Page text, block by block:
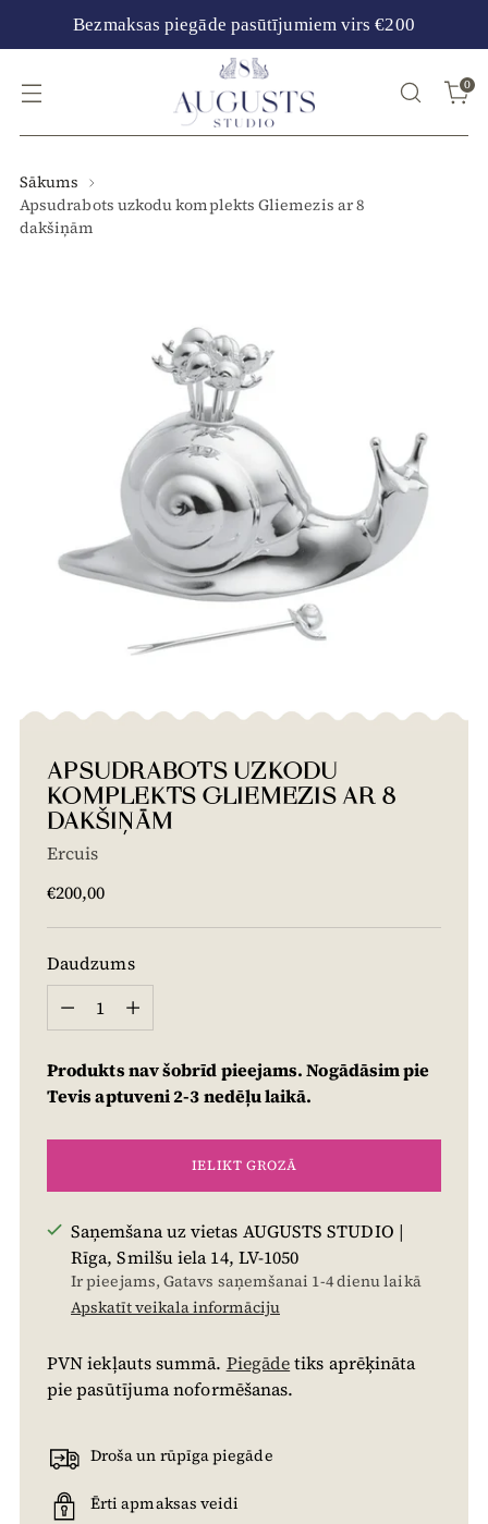
Bezmaksas piegāde pasūtījumiem virs €200
0
Sākums
Apsudrabots uzkodu komplekts Gliemezis ar 8
dakšiņām
APSUDRABOTS UZKODU
KOMPLEKTS GLIEMEZIS AR 8
DAKŠIŅĀM
Ercuis
Cena
€200,00
Daudzums
Daudzums
Produkts nav šobrīd pieejams. Nogādāsim pie
Tevis aptuveni 2-3 nedēļu laikā.
IELIKT GROZĀ
Saņemšana uz vietas AUGUSTS STUDIO |
Rīga, Smilšu iela 14, LV-1050
Ir pieejams, Gatavs saņemšanai 1-4 dienu laikā
Apskatīt veikala informāciju
PVN iekļauts summā. Piegādetiks aprēķināta
pie pasūtījuma noformēšanas.
Droša un rūpīga piegāde
Ērti apmaksas veidi